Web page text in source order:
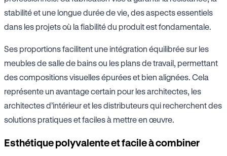
stabilité et une longue durée de vie, des aspects essentiels
dans les projets où la fiabilité du produit est fondamentale.
Ses proportions facilitent une intégration équilibrée sur les
meubles de salle de bains ou les plans de travail, permettant
des compositions visuelles épurées et bien alignées. Cela
représente un avantage certain pour les architectes, les
architectes d’intérieur et les distributeurs qui recherchent des
solutions pratiques et faciles à mettre en œuvre.
Esthétique polyvalente et facile à combiner